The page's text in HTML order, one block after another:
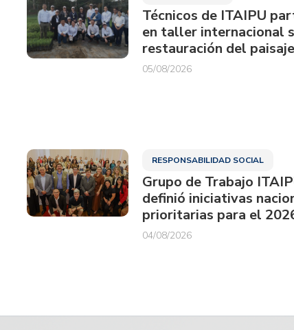
Técnicos de ITAIPU
en taller internacional
restauración del
05/08/2026
RESPONSABILIDAD SOCIAL
Grupo de Trabajo
definió iniciativas
prioritarias para el
04/08/2026